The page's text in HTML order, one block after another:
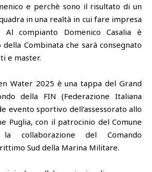
e perchè sono il risultato di un
in una realtà in cui fare impresa
Al compianto Domenico Casalia è
Combinata che sarà consegnato
e master.
Water 2025 è una tappa del Grand
della FIN (Federazione Italiana
evento sportivo dell'assessorato allo
Puglia, con il patrocinio del Comune
collaborazione del Comando
Sud della Marina Militare.